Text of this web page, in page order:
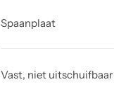
Spaanplaat
Vast, niet uitschuifbaar